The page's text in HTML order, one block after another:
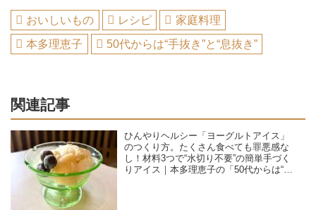
おいしいもの レシピ
家庭料理
本多理恵子
50代からは“手抜き”と“息抜き”
関連記事
ひんやりヘルシー「ヨーグルトアイス」
のつくり方。たくさん食べても罪悪感な
し！材料3つで“水切り不要”の簡単手づく
りアイス｜本多理恵子の「50代からは“手